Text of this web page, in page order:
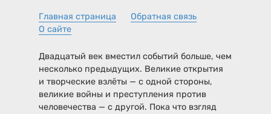
Главная страница
Обратная связь
О сайте
Двадцатый век вместил событий больше, чем
несколько предыдущих. Великие открытия
и творческие взлёты — с одной стороны,
великие войны и преступления против
человечества — с другой. Пока что взгляд